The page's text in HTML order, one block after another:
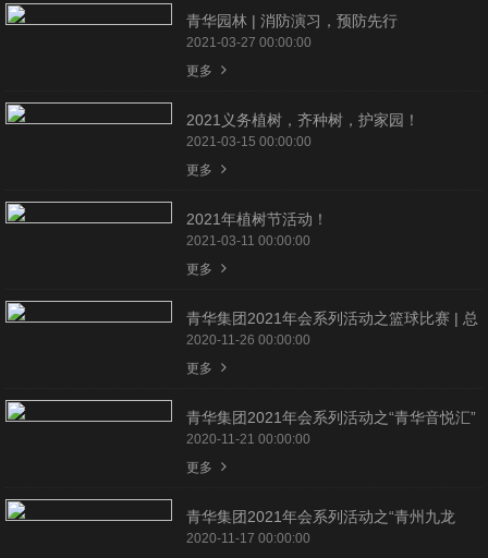
青华园林 | 消防演习，预防先行
2021-03-27 00:00:00
更多
2021义务植树，齐种树，护家园！
2021-03-15 00:00:00
更多
2021年植树节活动！
2021-03-11 00:00:00
更多
青华集团2021年会系列活动之篮球比赛 | 总
决赛
2020-11-26 00:00:00
更多
青华集团2021年会系列活动之“青华音悦汇”
2020-11-21 00:00:00
更多
青华集团2021年会系列活动之“青州九龙
峪、胡林古景区参观调研”
2020-11-17 00:00:00